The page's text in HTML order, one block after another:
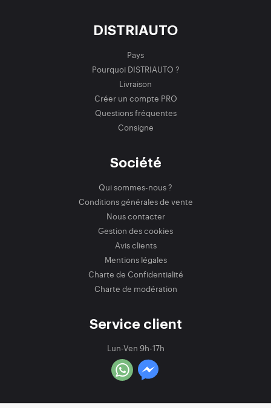
DISTRIAUTO
Pays
Pourquoi DISTRIAUTO ?
Livraison
Créer un compte PRO
Questions fréquentes
Consigne
Société
Qui sommes-nous ?
Conditions générales de vente
Nous contacter
Gestion des cookies
Avis clients
Mentions légales
Charte de Confidentialité
Charte de modération
Service client
Lun-Ven 9h-17h